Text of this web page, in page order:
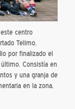
centro
Telimo,
por finalizado el
Consistía en
y una granja de
en la zona,